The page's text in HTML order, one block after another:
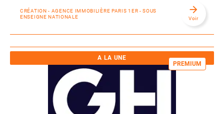
CRÉATION - AGENCE IMMOBILIÈRE PARIS 1ER - SOUS
ENSEIGNE NATIONALE
arrow_forward
Voir
A LA UNE
PREMIUM